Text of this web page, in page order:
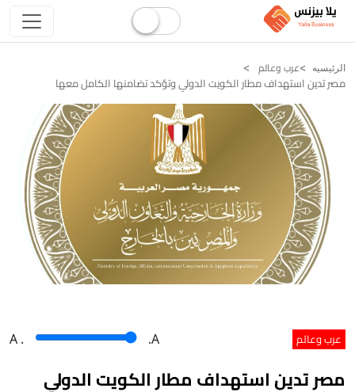
الرئيسيه عرب وعالم
مصر تدين استهداف مطار الكويت الدولي وتؤكد تضامنها الكامل معها
عرب وعالم A . .A
مصر تدين استهداف مطار الكويت الدولي